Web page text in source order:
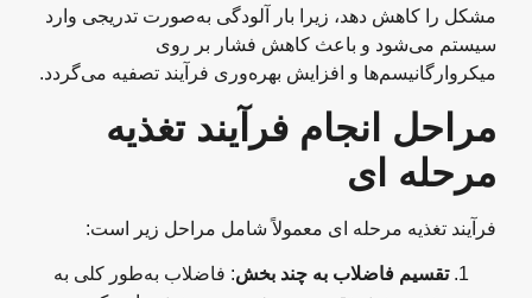
مشکل را کاهش دهد، زیرا بار آلودگی به‌صورت تدریجی وارد
سیستم می‌شود و باعث کاهش فشار بر روی
میکروارگانیسم‌ها و افزایش بهره‌وری فرآیند تصفیه می‌گردد.
مراحل انجام فرآیند تغذیه
مرحله‌ ای
فرآیند تغذیه مرحله‌ ای معمولاً شامل مراحل زیر است:
تقسیم فاضلاب به چند بخش : فاضلاب به‌طور کلی به